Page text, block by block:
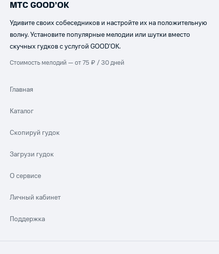
МТС GOOD’OK
Удивите своих собеседников и настройте их на положительную
волну. Установите популярные мелодии или шутки вместо
скучных гудков с услугой GOOD’OK.
Стоимость мелодий — от 75 ₽ / 30 дней
Главная
Каталог
Скопируй гудок
Загрузи гудок
О сервисе
Личный кабинет
Поддержка